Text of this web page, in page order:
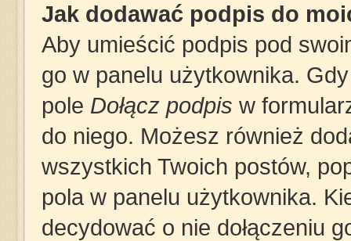
Jak dodawać podpis do
Aby umieścić podpis pod
go w panelu użytkownika.
pole Dołącz podpis w
do niego. Możesz również
wszystkich Twoich postów,
pola w panelu użytkownika.
decydować o nie dołączeniu